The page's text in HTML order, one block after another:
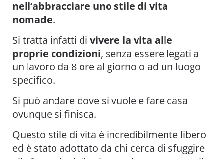
nell’abbracciare uno stile di vita
nomade.
Si tratta infatti di vivere la vita alle
proprie condizioni, senza essere legati a
un lavoro da 8 ore al giorno o ad un luogo
specifico.
Si può andare dove si vuole e fare casa
ovunque si finisca.
Questo stile di vita è incredibilmente libero
ed è stato adottato da chi cerca di sfuggire